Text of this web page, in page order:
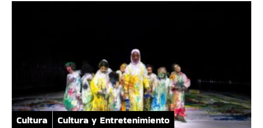
Cultura Cultura y Entretenimiento